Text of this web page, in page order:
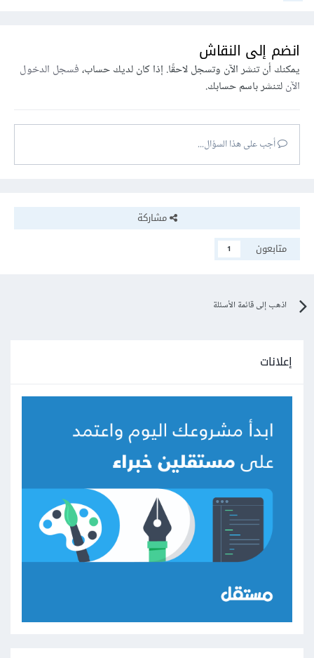
انضم إلى النقاش
يمكنك أن تنشر الآن وتسجل لاحقًا. إذا كان لديك حساب،فسجل الدخول
الآنلتنشر باسم حسابك.
أجب على هذا السؤال...
مشاركة
متابعون
1
اذهب إلى قائمة الأسئلة
إعلانات